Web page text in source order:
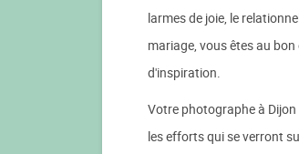
larmes de joie, le
mariage, vous êtes au
d'inspiration.
Votre photographe à
les efforts qui se verront